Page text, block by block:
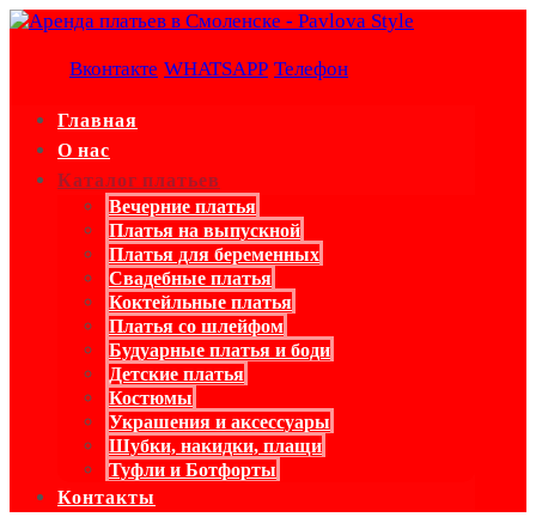
Вконтакте WHATSAPP Телефон
Главная
О нас
Каталог платьев
Вечерние платья
Платья на выпускной
Платья для беременных
Свадебные платья
Коктейльные платья
Платья со шлейфом
Будуарные платья и боди
Детские платья
Костюмы
Украшения и аксессуары
Шубки, накидки, плащи
Туфли и Ботфорты
Контакты